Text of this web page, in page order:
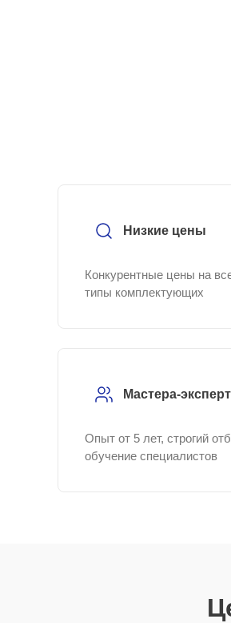
Низкие цены
Конкурентные цены на
типы комплектующих
Мастера-
Опыт от 5 лет, строгий
обучение специалистов